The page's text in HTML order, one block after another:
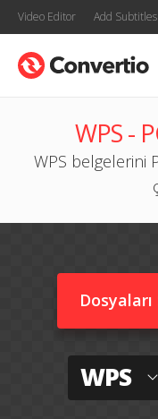
Video Editor Add
WPS -
WPS belgelerini
Dosyaları
WPS